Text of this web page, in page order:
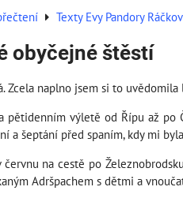
Texty Evy Pandory
obyčejné štěstí
Zcela naplno jsem si to
pětidenním výletě od Řípu až po
a šeptání před spaním, kdy mi
červnu na cestě po
Adršpachem s dětmi a